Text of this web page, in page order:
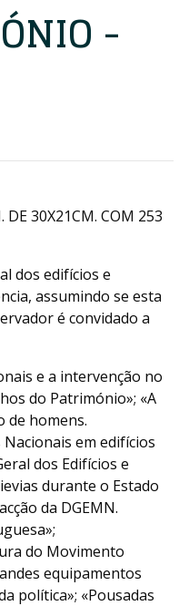
-
DE 30X21CM. COM 253
dos edifícios e
assumindo se esta
é convidado a
e a intervenção no
do Património»; «A
de homens.
em edifícios
dos Edifícios e
durante o Estado
da DGEMN.
do Movimento
equipamentos
política»; «Pousadas